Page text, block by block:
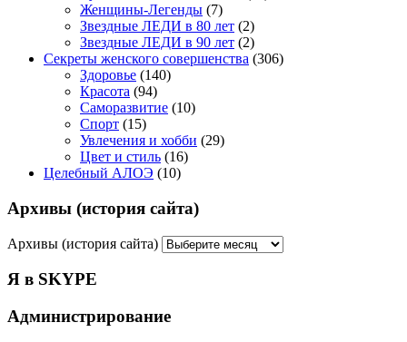
Женщины-Легенды (7)
Звездные ЛЕДИ в 80 лет (2)
Звездные ЛЕДИ в 90 лет (2)
Секреты женского совершенства (306)
Здоровье (140)
Красота (94)
Саморазвитие (10)
Спорт (15)
Увлечения и хобби (29)
Цвет и стиль (16)
Целебный АЛОЭ (10)
Архивы (история сайта)
Архивы (история сайта)
Я в SKYPE
Администрирование